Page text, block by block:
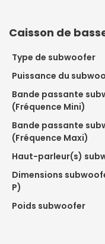
Caisson de
Type de subwoofer
Puissance du
Bande passante
(Fréquence Mini)
Bande passante
(Fréquence Maxi)
Haut-parleur(s)
Dimensions
P)
Poids subwoofer